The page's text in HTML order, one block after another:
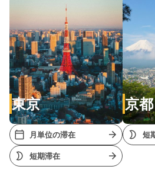
東京
月単位の滞在
短期滞在
京都
短